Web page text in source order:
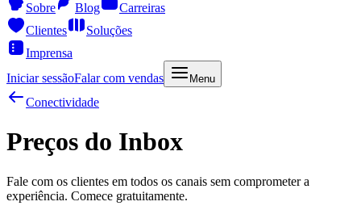
Sobre
Blog
Carreiras
Clientes
Soluções
Imprensa
Iniciar sessãoFalar com vendas Menu
Conectividade
Preços do Inbox
Fale com os clientes em todos os canais sem comprometer a
experiência. Comece gratuitamente.